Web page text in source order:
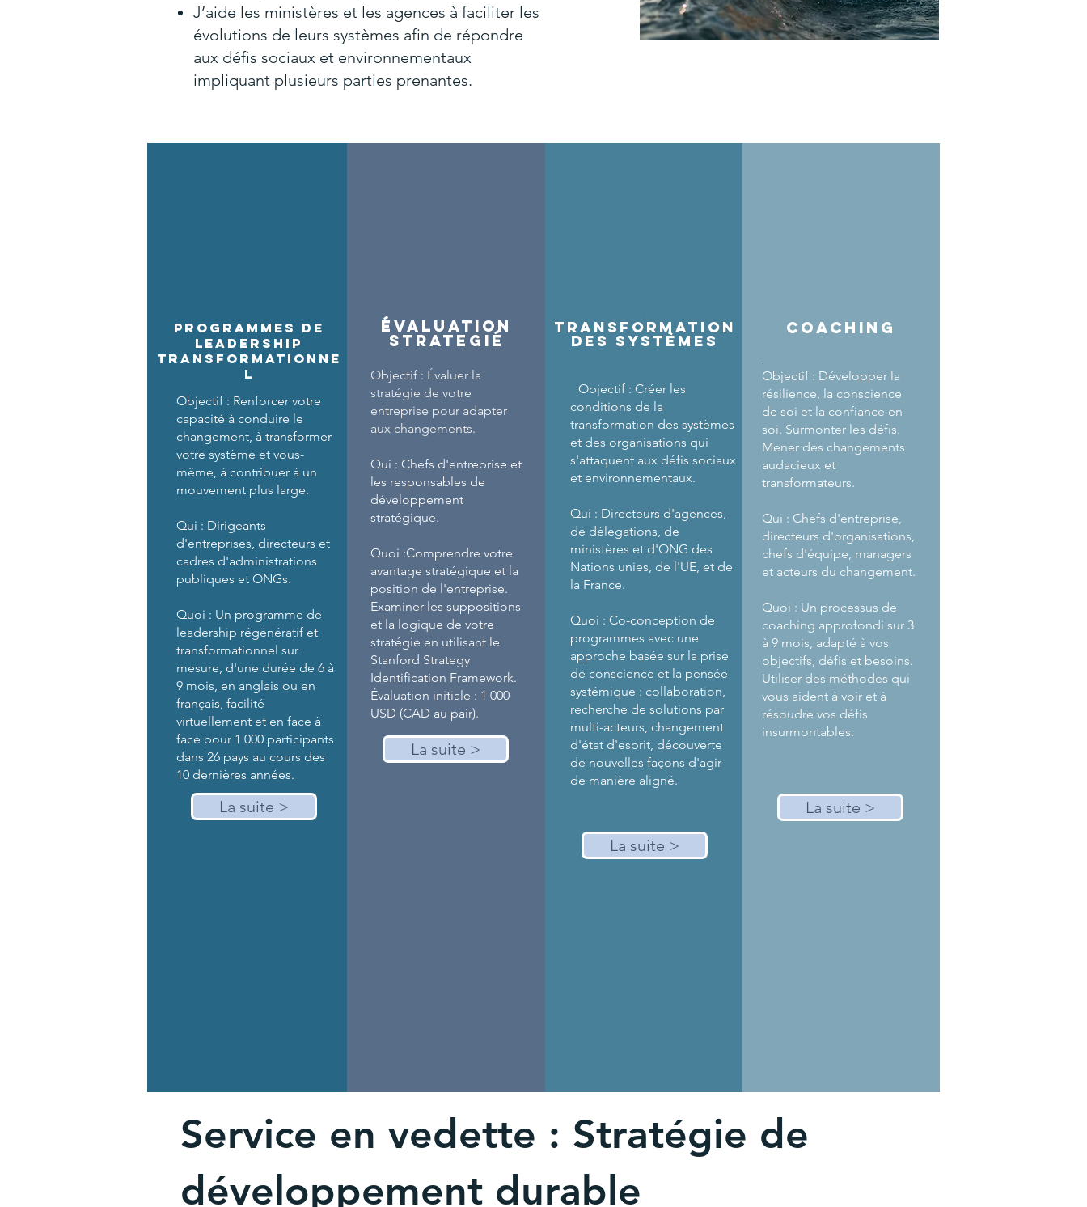
J’aide les ministères et les agences à faciliter les
évolutions de leurs systèmes afin de répondre
aux défis sociaux et environnementaux
impliquant plusieurs parties prenantes.
PROGRAMMES DE
Leadership
Transformationne
l
Objectif : Renforcer votre
capacité à conduire le
changement, à transformer
votre système et vous-
même, à contribuer à un
mouvement plus large.
Qui : Dirigeants
d'entreprises, directeurs et
cadres d'administrations
publiques et ONGs.
Quoi : Un programme de
leadership régénératif et
transformationnel sur
mesure, d'une durée de 6 à
9 mois, en anglais ou en
français, facilité
virtuellement et en face à
face pour 1 000 participants
dans 26 pays au cours des
10 dernières années.
La suite >
évaluation
strategié
Objectif : Évaluer la
stratégie de votre
entreprise pour adapter
aux changements.
Qui : Chefs d'entreprise et
les responsables de
développement
stratégique.
Quoi :Comprendre votre
avantage stratégique et la
position de l'entreprise.
Examiner les suppositions
et la logique de votre
stratégie en utilisant le
Stanford Strategy
Identification Framework.
Évaluation initiale : 1 000
USD (CAD au pair).
La suite >
.
transformation
des systèmes
Objectif : Créer les
conditions de la
transformation des systèmes
et des organisations qui
s'attaquent aux défis sociaux
et environnementaux.
Qui : Directeurs d'agences,
de délégations, de
ministères et d'ONG des
Nations unies, de l'UE, et de
la France.
Quoi : Co-conception de
programmes avec une
approche basée sur la prise
de conscience et la pensée
systémique : collaboration,
recherche de solutions par
multi-acteurs, changement
d'état d'esprit, découverte
de nouvelles façons d'agir
de manière aligné.
La suite >
Coaching
.
Objectif : Développer la
résilience, la conscience
de soi et la confiance en
soi. Surmonter les défis.
Mener des changements
audacieux et
transformateurs.
Qui : Chefs d'entreprise,
directeurs d'organisations,
chefs d'équipe, managers
et acteurs du changement.
Quoi : Un processus de
coaching approfondi sur 3
à 9 mois, adapté à vos
objectifs, défis et besoins.
Utiliser des méthodes qui
vous aident à voir et à
résoudre vos défis
insurmontables.
La suite >
Service en vedette : Stratégie de
développement durable